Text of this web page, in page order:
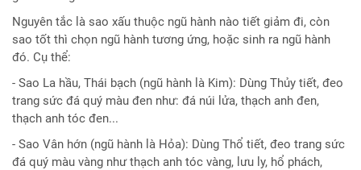
Nguyên tắc là sao xấu thuộc ngũ hành nào tiết giảm đi, còn
sao tốt thì chọn ngũ hành tương ứng, hoặc sinh ra ngũ hành
đó. Cụ thể:
- Sao La hầu, Thái bạch (ngũ hành là Kim): Dùng Thủy tiết, đeo
trang sức đá quý màu đen như: đá núi lửa, thạch anh đen,
thạch anh tóc đen...
- Sao Vân hớn (ngũ hành là Hỏa): Dùng Thổ tiết, đeo trang sức
đá quý màu vàng như thạch anh tóc vàng, lưu ly, hổ phách,